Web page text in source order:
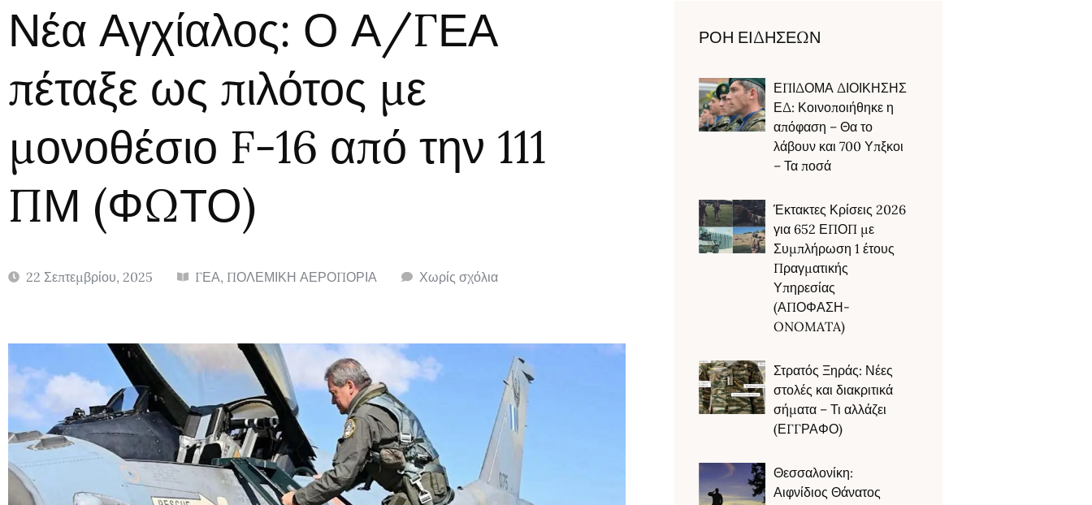
Νέα Αγχίαλος: Ο Α/ΓΕΑ
πέταξε ως πιλότος με
μονοθέσιο F-16 από την 111
ΠΜ (ΦΩΤΟ)
22 Σεπτεμβρίου, 2025 ΓΕΑ, ΠΟΛΕΜΙΚΗ ΑΕΡΟΠΟΡΙΑ Χωρίς σχόλια
ΡΟΗ ΕΙΔΗΣΕΩΝ
ΕΠΙΔΟΜΑ ΔΙΟΙΚΗΣΗΣ
ΕΔ: Κοινοποιήθηκε η
απόφαση – Θα το
λάβουν και 700 Υπξκοι
– Τα ποσά
Έκτακτες Κρίσεις 2026
για 652 ΕΠΟΠ με
Συμπλήρωση 1 έτους
Πραγματικής
Υπηρεσίας
(ΑΠΟΦΑΣΗ-
ONOMATA)
Στρατός Ξηράς: Νέες
στολές και διακριτικά
σήματα – Τι αλλάζει
(ΕΓΓΡΑΦΟ)
Θεσσαλονίκη:
Αιφνίδιος Θάνατος